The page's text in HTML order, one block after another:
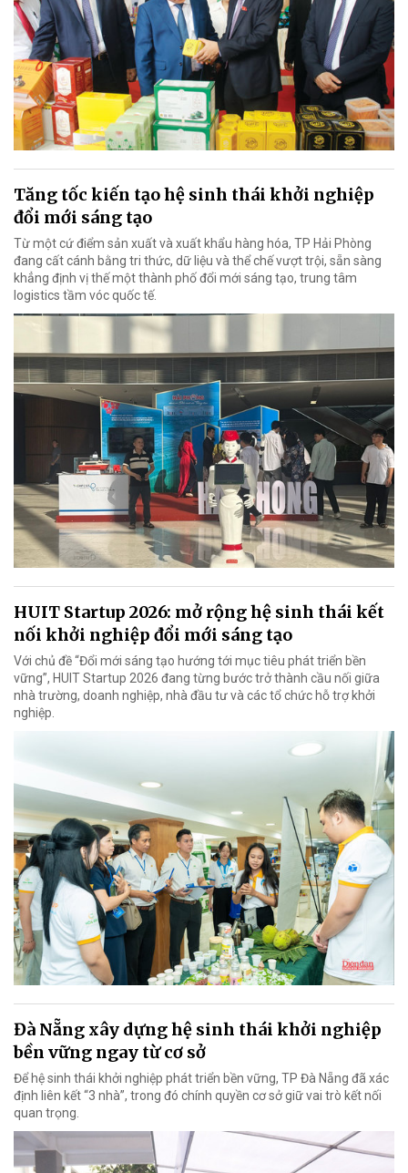
Tăng tốc kiến tạo hệ sinh thái khởi nghiệp
đổi mới sáng tạo
Từ một cứ điểm sản xuất và xuất khẩu hàng hóa, TP Hải Phòng
đang cất cánh bằng tri thức, dữ liệu và thể chế vượt trội, sẵn sàng
khẳng định vị thế một thành phố đổi mới sáng tạo, trung tâm
logistics tầm vóc quốc tế.
HUIT Startup 2026: mở rộng hệ sinh thái kết
nối khởi nghiệp đổi mới sáng tạo
Với chủ đề “Đổi mới sáng tạo hướng tới mục tiêu phát triển bền
vững”, HUIT Startup 2026 đang từng bước trở thành cầu nối giữa
nhà trường, doanh nghiệp, nhà đầu tư và các tổ chức hỗ trợ khởi
nghiệp.
Đà Nẵng xây dựng hệ sinh thái khởi nghiệp
bền vững ngay từ cơ sở
Để hệ sinh thái khởi nghiệp phát triển bền vững, TP Đà Nẵng đã xác
định liên kết “3 nhà”, trong đó chính quyền cơ sở giữ vai trò kết nối
quan trọng.